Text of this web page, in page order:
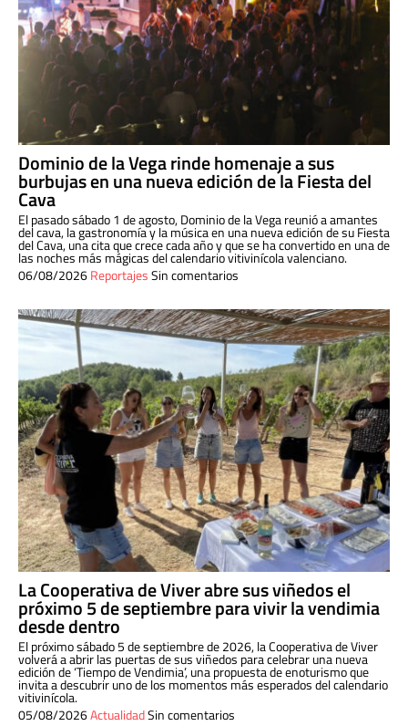
Dominio de la Vega rinde homenaje a sus
burbujas en una nueva edición de la Fiesta del
Cava
El pasado sábado 1 de agosto, Dominio de la Vega reunió a amantes
del cava, la gastronomía y la música en una nueva edición de su Fiesta
del Cava, una cita que crece cada año y que se ha convertido en una de
las noches más mágicas del calendario vitivinícola valenciano.
06/08/2026ReportajesSin comentarios
La Cooperativa de Viver abre sus viñedos el
próximo 5 de septiembre para vivir la vendimia
desde dentro
El próximo sábado 5 de septiembre de 2026, la Cooperativa de Viver
volverá a abrir las puertas de sus viñedos para celebrar una nueva
edición de ‘Tiempo de Vendimia’, una propuesta de enoturismo que
invita a descubrir uno de los momentos más esperados del calendario
vitivinícola.
05/08/2026ActualidadSin comentarios